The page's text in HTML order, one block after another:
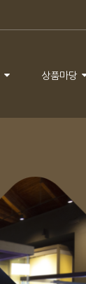
상품마당